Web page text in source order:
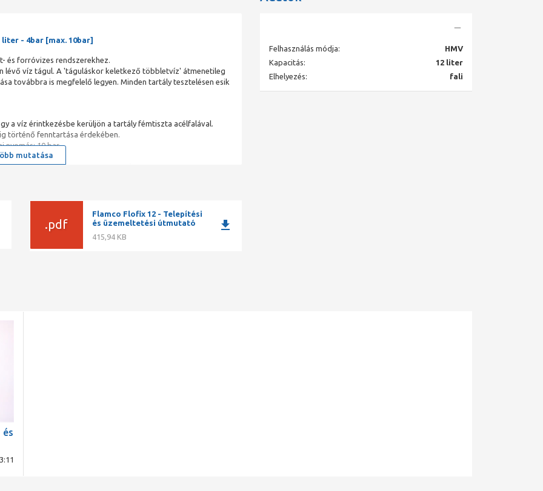
- 4bar [max. 10bar]
és forróvizes rendszerekhez.
lévő víz tágul. A 'táguláskor keletkező többletvíz' átmenetileg
továbbra is megfelelő legyen. Minden tartály tesztelésen esik
a víz érintkezésbe kerüljön a tartály fémtiszta acélfalával.
történő fenntartása érdekében.
nyomás: 10 bar.
előremenő hőmérséklet 120 °C.
irányelv rendelkezéseinek megfelelően.
mutatása
.pdf
Flamco Flofix 12 - Telepítési
és üzemeltetési útmutató
415,94 KB
download
Felhasználás módja:
HMV
Kapacitás:
12 liter
Elhelyezés:
fali
és